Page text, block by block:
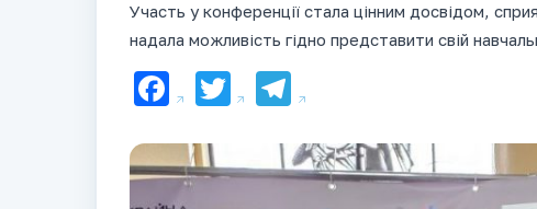
Участь у конференції стала цінним досвідом,
надала можливість гідно представити свій
Facebook
TwitterTelegram